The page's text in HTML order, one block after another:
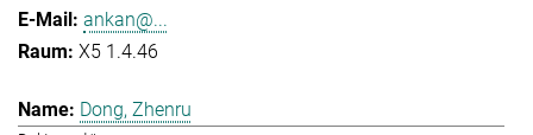
ankan@...
X5 1.4.46
Dong, Zhenru